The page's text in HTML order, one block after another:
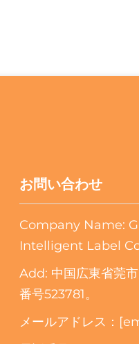
お問い合わせ
Company Name:
Intelligent Label
Add: 中国広東省莞
番号523781。
メールアドレス：